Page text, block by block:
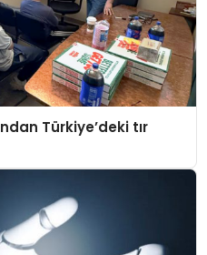
Türkiye’deki tır